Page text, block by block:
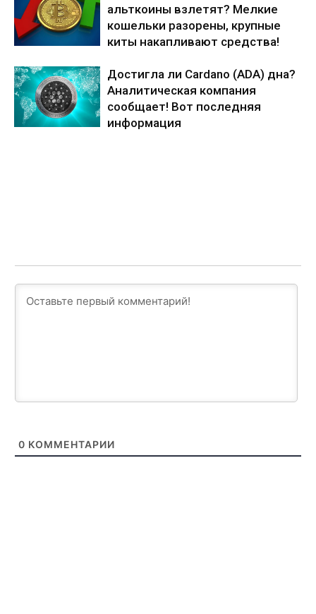
альткоины взлетят? Мелкие
кошельки разорены, крупные
киты накапливают средства!
Достигла ли Cardano (ADA) дна?
Аналитическая компания
сообщает! Вот последняя
информация
0 КОММЕНТАРИИ